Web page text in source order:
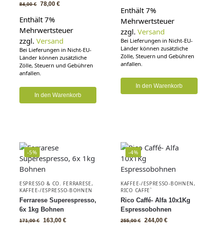
84,00€ 78,00 €
Enthält 7%
Mehrwertsteuer
zzgl. Versand
Bei Lieferungen in Nicht-EU-
Länder können zusätzliche
Zölle, Steuern und Gebühren
anfallen.
In den Warenkorb
Enthält 7%
Mehrwertsteuer
zzgl. Versand
Bei Lieferungen in Nicht-EU-
Länder können zusätzliche
Zölle, Steuern und Gebühren
anfallen.
In den Warenkorb
-5%
ESPRESSO & CO. FERRARESE,
KAFFEE-/ESPRESSO-BOHNEN
Ferrarese Superespresso,
6x 1kg Bohnen
171,00€ 163,00 €
-4%
KAFFEE-/ESPRESSO-BOHNEN,
RICO CAFFE`
Rico Caffé- Alfa 10x1Kg
Espressobohnen
255,00€ 244,00 €